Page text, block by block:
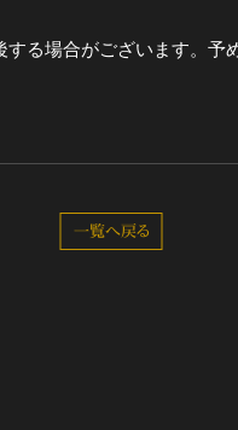
る場合がございます。予
一覧へ戻る